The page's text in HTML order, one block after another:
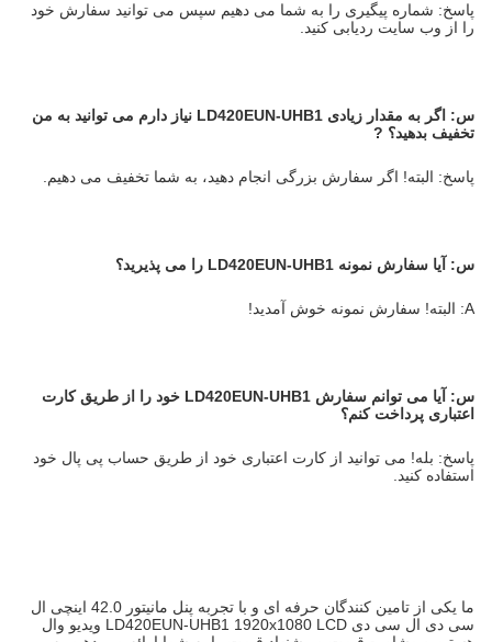
پاسخ: شماره پیگیری را به شما می دهیم سپس می توانید سفارش خود
را از وب سایت ردیابی کنید.
س:
اگر به مقدار زیادی LD420EUN-UHB1 نیاز دارم می توانید به من
تخفیف بدهید؟ ?
پاسخ: البته! اگر سفارش بزرگی انجام دهید، به شما تخفیف می دهیم.
س: آیا سفارش نمونه LD420EUN-UHB1 را می پذیرید؟
A: البته! سفارش نمونه خوش آمدید!
س:
آیا می توانم سفارش LD420EUN-UHB1 خود را از طریق کارت
اعتباری پرداخت کنم؟
پاسخ: بله! می توانید از کارت اعتباری خود از طریق حساب پی پال خود
استفاده کنید.
ما یکی از تامین کنندگان حرفه ای و با تجربه پنل مانیتور 42.0 اینچی ال
سی دی ال سی دی LD420EUN-UHB1 1920x1080 LCD ویدیو وال